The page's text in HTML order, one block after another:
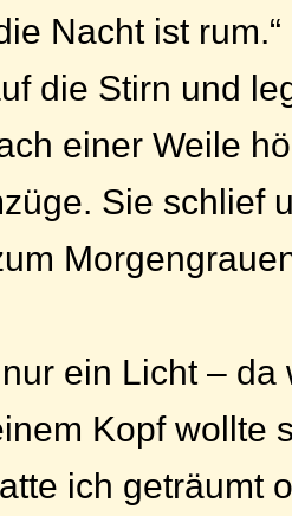
Nacht ist
die Stirn und
einer Weile
Sie schlief
ein Licht – da
Kopf wollte
ich geträumt